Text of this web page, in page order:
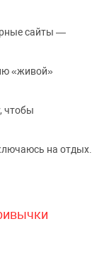
сайты —
«живой»
чтобы
на отдых.